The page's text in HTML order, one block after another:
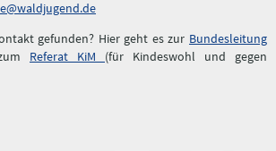
gefunden? Hier geht es zur Bundesleitung
Referat KiM (für Kindeswohl und gegen